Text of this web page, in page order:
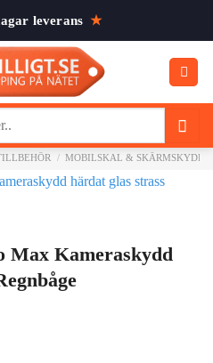
leverans ★
/ MOBILSKAL & SKÄRMSKYDD
Max Kameraskydd